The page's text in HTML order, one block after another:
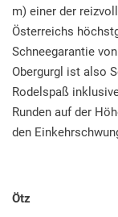
m) einer der
Österreichs
Schneegarantie
Obergurgl ist also
Rodelspaß
Runden auf der
den
Ötz